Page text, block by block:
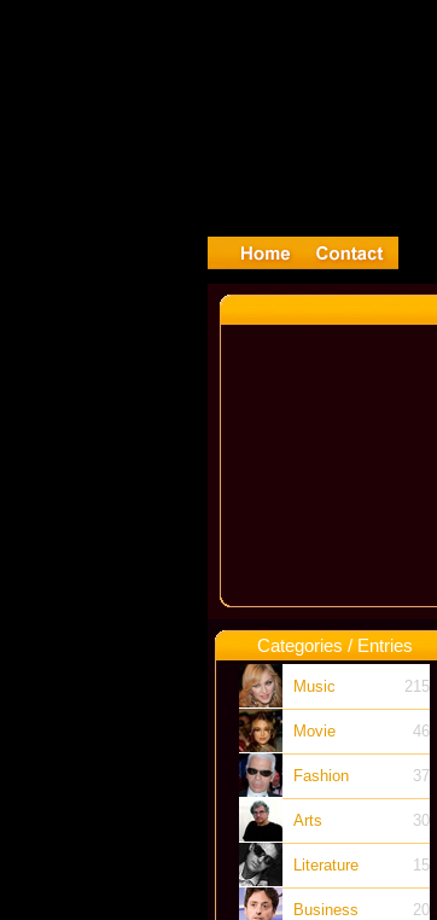
Categories / Entries
Music 215
Movie 46
Fashion 37
Arts 30
Literature 15
Business 20